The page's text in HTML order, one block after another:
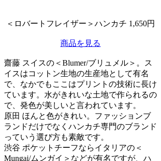
＜ロバートフレイザー＞ハンカチ 1,650円
商品を見る
齋藤 スイスの＜Blumer/ブリュメル＞。ス
イスはコットン生地の生産地として有名
で、なかでもここはプリントの技術に長け
ています。水がきれいな土地で作られるの
で、発色が美しいと言われています。
原田 ほんと色がきれい。ファッションブ
ランドだけでなくハンカチ専門のブランド
っていう選び方も素敵です。
渋谷 ポケットチーフならイタリアの＜
Mungai/ムンガイ＞などが有名ですが、ハ